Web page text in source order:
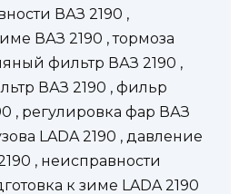
ВАЗ 2190 ,
ВАЗ 2190 , тормоза
фильтр ВАЗ 2190 ,
ВАЗ 2190 , фильр
, регулировка фар ВАЗ
LADA 2190 , давление
, неисправности
к зиме LADA 2190